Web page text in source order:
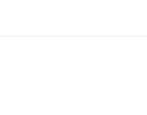
스케치북5